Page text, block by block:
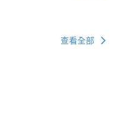
查看全部